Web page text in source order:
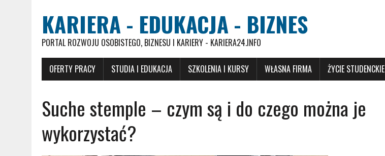
KARIERA - EDUKACJA - BIZNES
PORTAL ROZWOJU OSOBISTEGO, BIZNESU I KARIERY - KARIERA24.INFO
OFERTY PRACY STUDIA I EDUKACJA SZKOLENIA I KURSY WŁASNA FIRMA ŻYCIE STUDENCKIE
Suche stemple ­– czym są i do czego można je
wykorzystać?